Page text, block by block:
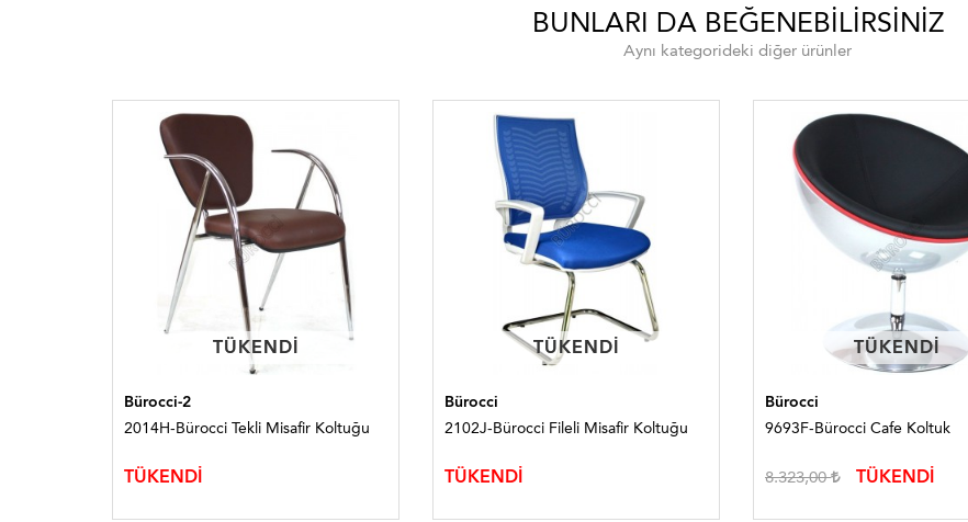
BUNLARI DA BEĞENEBILIRSINIZ
Aynı kategorideki diğer ürünler
TÜKENDI
TÜKENDI
Bürocci-2
2014H-Bürocci Tekli Misafir Koltuğu
TÜKENDİ
TÜKENDI
TÜKENDI
Bürocci
2102J-Bürocci Fileli Misafir Koltuğu
TÜKENDİ
TÜKENDI
TÜKENDI
Bürocci
9693F-Bürocci Cafe Koltuk
8.323,00 TÜKENDİ